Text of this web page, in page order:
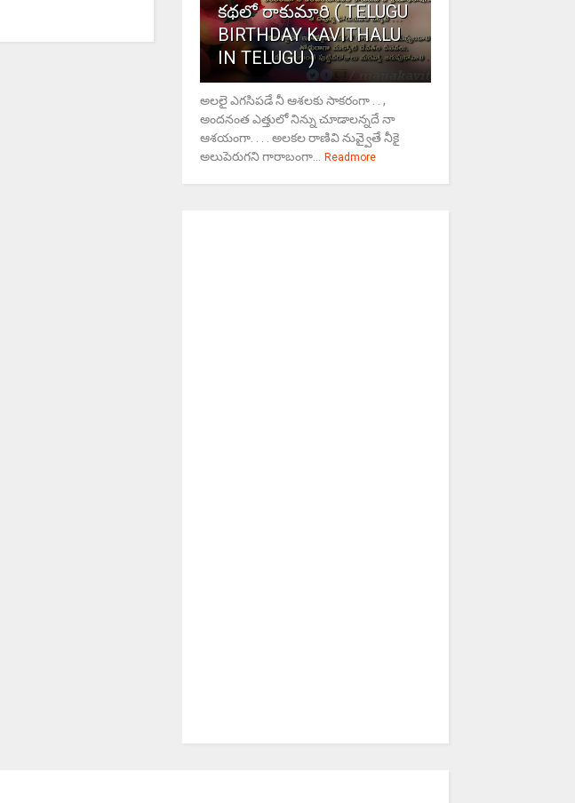
కథలో రాకుమారి ( TELUGU
BIRTHDAY KAVITHALU
IN TELUGU )
అలలై ఎగసిపడే నీ ఆశలకు సాకరంగా . . ,
అందనంత ఎత్తులో నిన్ను చూడాలన్నదే నా
ఆశయంగా. . . . అలకల రాణివి నువ్వైతే నీకై
అలుపెరుగని గారాబంగా...
Readmore